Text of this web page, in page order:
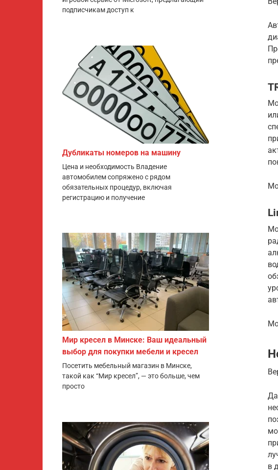
в
подписчикам доступ к
Дубликаты номеров на машину
Цена и необходимость Владение
автомобилем сопряжено с рядом
обязательных процедур, включая
регистрацию и получение
Мир кресел в Минске: Ваш идеальный
выбор для покупки мебели и кресел
Посетить мебельный магазин в Минске,
такой как “Мир кресел”, — это больше, чем
просто